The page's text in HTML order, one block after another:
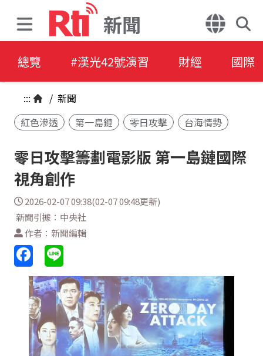
新聞
總覽 #漢光42號演習 財經 國際
::: / 新聞
紅色滲透
第一島鏈 零日攻擊 台海情勢
零日攻擊籌劃電影版 第一島鏈國際
視角創作
2026-02-07 09:38(02-07 09:48更新)
新聞引據：中央社
作者：新聞編輯